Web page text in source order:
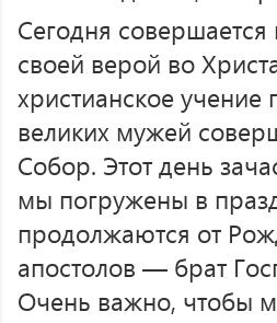
Сегодня
своей верой во
христианское
великих мужей
Собор. Этот день
мы погружены в
продолжаются от
апостолов — брат
Очень важно, чтобы